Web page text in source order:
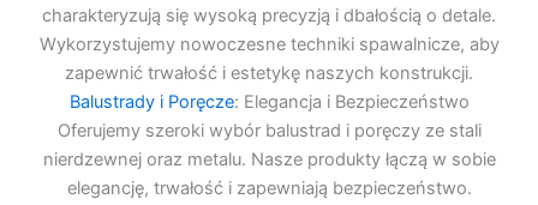
charakteryzują się wysoką precyzją i dbałością o detale.
Wykorzystujemy nowoczesne techniki spawalnicze, aby
zapewnić trwałość i estetykę naszych konstrukcji.
Balustrady i Poręcze: Elegancja i Bezpieczeństwo
Oferujemy szeroki wybór balustrad i poręczy ze stali
nierdzewnej oraz metalu. Nasze produkty łączą w sobie
elegancję, trwałość i zapewniają bezpieczeństwo.